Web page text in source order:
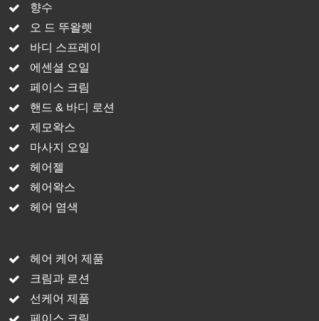
향수
오 드 뚜왈렛
바디 스프레이
에센셜 오일
페이스 크림
핸드 & 바디 로션
제모왁스
마사지 오일
헤어젤
헤어왁스
헤어 염색
헤어 케어 제품
크림과 로션
선케어 제품
페이스 크림